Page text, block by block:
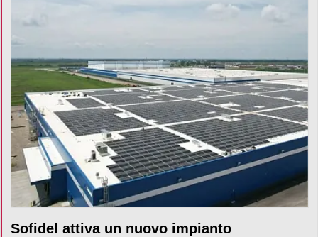
Sofidel attiva un nuovo impianto